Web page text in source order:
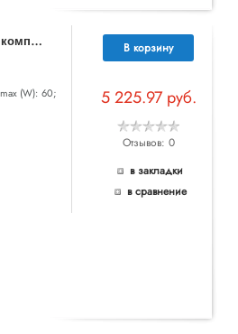
7
00164 (MD000008-16) Люстра подвесная CLASSIC 16х60W E14 ХРОМ (в комплекте) В корзину
5 225.97 руб.
Отзывов: 0
в закладки
в сравнение
(W): 60;